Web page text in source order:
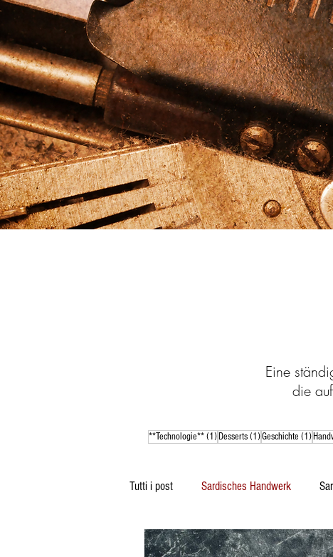
Eine
die
**Technologie** (1)1 Beitrag
Desserts (1)1 Beitrag
Geschichte (1)1
Tutti i post Sardisches Handwerk
Sardischer Desserts Sprichwörter